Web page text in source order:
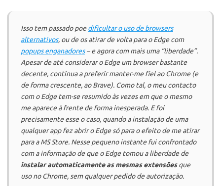
Isso tem passado poedificultar o uso de browsers
alternativos, ou de os atirar de volta para o Edge com
popups enganadores– e agora com mais uma “liberdade”.
Apesar de até considerar o Edge um browser bastante
decente, continua a preferir manter-me fiel ao Chrome (e
de forma crescente, ao Brave). Como tal, o meu contacto
com o Edge tem-se resumido às vezes em que o mesmo
me aparece à frente de forma inesperada. E foi
precisamente esse o caso, quando a instalação de uma
qualquer app fez abrir o Edge só para o efeito de me atirar
para a MS Store. Nesse pequeno instante fui confrontado
com a informação de que o Edge tomou a liberdade de
instalar automaticamente as mesmas extensõesque
uso no Chrome, sem qualquer pedido de autorização.